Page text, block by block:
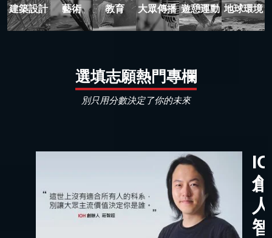
建築設計 藝術 教育 大眾傳播 遊憩運動 地球環境
選填志願熱門專欄
別只用分數決定了你的未來
智